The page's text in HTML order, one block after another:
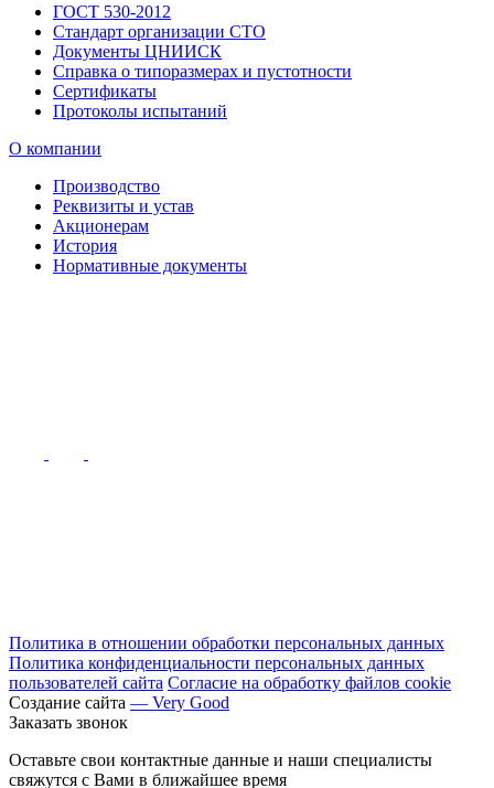
ГОСТ 530-2012
Стандарт организации СТО
Документы ЦНИИСК
Справка о типоразмерах и пустотности
Сертификаты
Протоколы испытаний
О компании
Производство
Реквизиты и устав
Акционерам
История
Нормативные документы
Политика в отношении обработки персональных данных
Политика конфиденциальности персональных данных
пользователей сайта Согласие на обработку файлов cookie
Создание сайта — Very Good
Заказать звонок
Оставьте свои контактные данные и наши специалисты
свяжутся с Вами в ближайшее время